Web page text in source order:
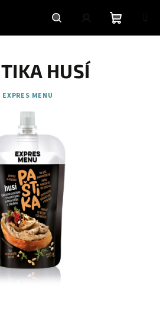
HledatPřihlášeníNákupní
HUSÍ
EXPRES MENU